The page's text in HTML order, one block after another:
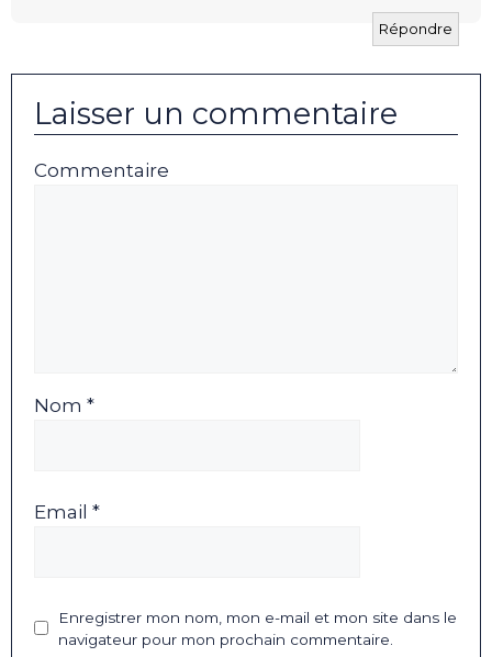
Répondre
Laisser un commentaire
Commentaire
Nom *
Email *
Enregistrer mon nom, mon e-mail et mon site dans le
navigateur pour mon prochain commentaire.